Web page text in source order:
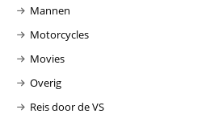
Mannen
Motorcycles
Movies
Overig
Reis door de VS